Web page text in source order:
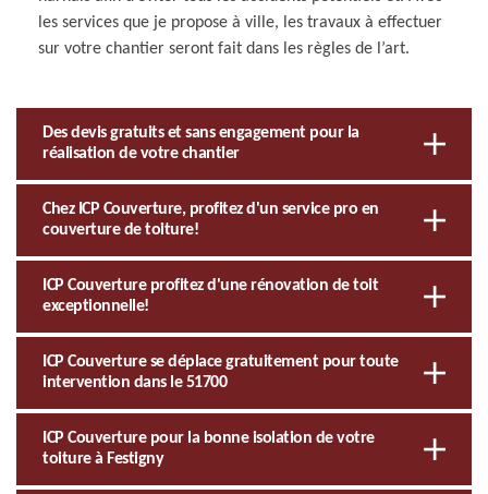
les services que je propose à ville, les travaux à effectuer
sur votre chantier seront fait dans les règles de l’art.
Des devis gratuits et sans engagement pour la
réalisation de votre chantier
Chez ICP Couverture, profitez d'un service pro en
couverture de toiture!
ICP Couverture profitez d'une rénovation de toit
exceptionnelle!
ICP Couverture se déplace gratuitement pour toute
intervention dans le 51700
ICP Couverture pour la bonne isolation de votre
toiture à Festigny